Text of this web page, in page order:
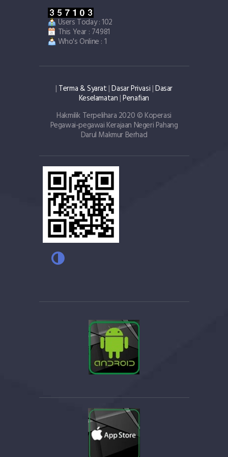
Users Today : 102
This Year : 74981
Who's Online : 1
| Terma & Syarat |Dasar Privasi |Dasar
Keselamatan |Penafian
Hakmilik Terpelihara 2020 © Koperasi
Pegawai-pegawai Kerajaan Negeri Pahang
Darul Makmur Berhad